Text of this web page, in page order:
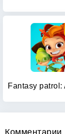
Комментарии